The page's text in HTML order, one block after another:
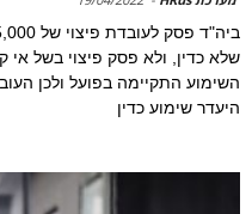
שלא כדין, ולא פסק פיצוי בשל אי
השימוע התקיימה בפועל ולכן
היעדר שימוע כדין